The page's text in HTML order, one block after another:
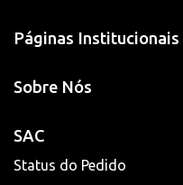
Páginas Institucionais
Sobre Nós
SAC
Status do Pedido